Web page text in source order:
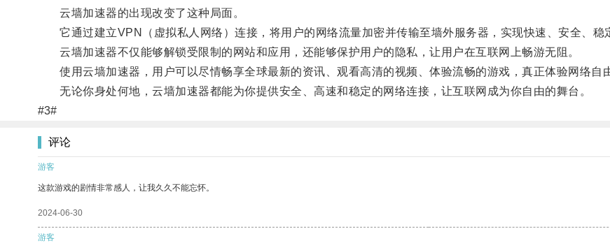
云墙加速器的出现改变了这种局面。
它通过建立VPN（虚拟私人网络）连接，将用户的网络流量加密并传输至墙外服务器，实现快速、安全、稳
云墙加速器不仅能够解锁受限制的网站和应用，还能够保护用户的隐私，让用户在互联网上畅游无阻。
使用云墙加速器，用户可以尽情畅享全球最新的资讯、观看高清的视频、体验流畅的游戏，真正体验网络自
无论你身处何地，云墙加速器都能为你提供安全、高速和稳定的网络连接，让互联网成为你自由的舞台。
#3#
评论
游客
这款游戏的剧情非常感人，让我久久不能忘怀。
2024-06-30
游客